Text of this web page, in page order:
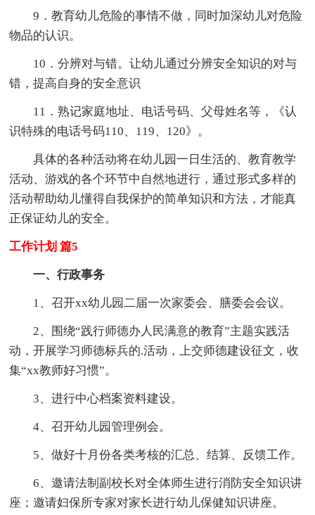
9．教育幼儿危险的事情不做，同时加深幼儿对危险
物品的认识。
10．分辨对与错。让幼儿通过分辨安全知识的对与
错，提高自身的安全意识
11．熟记家庭地址、电话号码、父母姓名等，《认
识特殊的电话号码110、119、120》。
具体的各种活动将在幼儿园一日生活的、教育教学
活动、游戏的各个环节中自然地进行，通过形式多样的
活动帮助幼儿懂得自我保护的简单知识和方法，才能真
正保证幼儿的安全。
工作计划 篇5
一、行政事务
1、召开xx幼儿园二届一次家委会、膳委会会议。
2、围绕“践行师德办人民满意的教育”主题实践活
动，开展学习师德标兵的.活动，上交师德建设征文，收
集“xx教师好习惯”。
3、进行中心档案资料建设。
4、召开幼儿园管理例会。
5、做好十月份各类考核的汇总、结算、反馈工作。
6、邀请法制副校长对全体师生进行消防安全知识讲
座；邀请妇保所专家对家长进行幼儿保健知识讲座。